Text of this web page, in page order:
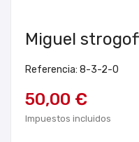
Miguel
Referencia: 8-3-2-0
50,00 €
Impuestos incluidos